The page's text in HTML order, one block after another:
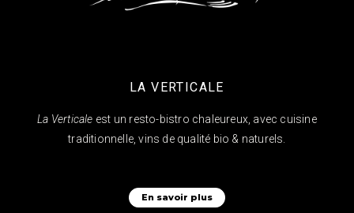
LA VERTICALE
La Verticale est un resto-bistro chaleureux, avec cuisine
traditionnelle, vins de qualité bio & naturels.
En savoir plus